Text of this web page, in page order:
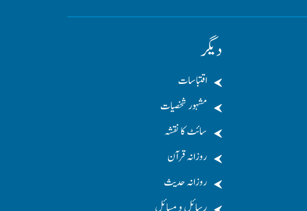
دیگر
اقتباسات
مشہور شخصیات
سائٹ کا نقشہ
روزانہ قرآن
روزانہ حدیث